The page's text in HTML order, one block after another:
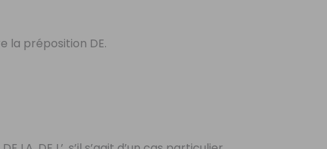
la préposition DE.